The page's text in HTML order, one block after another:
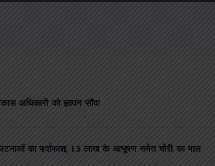
अधिकारी को ज्ञापन सौंपा
का पर्दाफाश, 1.5 लाख के आभूषण समेत चोरी का माल